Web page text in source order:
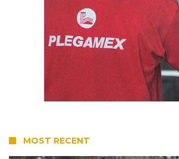
MOST RECENT